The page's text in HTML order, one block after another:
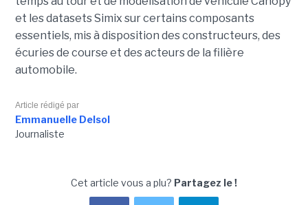
et les datasets Simix sur certains composants
essentiels, mis à disposition des constructeurs, des
écuries de course et des acteurs de la filière
automobile.
Article rédigé par
Emmanuelle Delsol
Journaliste
Cet article vous a plu? Partagez le !